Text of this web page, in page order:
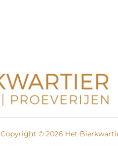
Copyright © 2026 Het